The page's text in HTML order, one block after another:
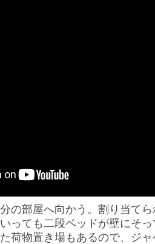
の部屋へ向かう。割り当て
っても二段ベッドが壁にそ
荷物置き場もあるので、ジ